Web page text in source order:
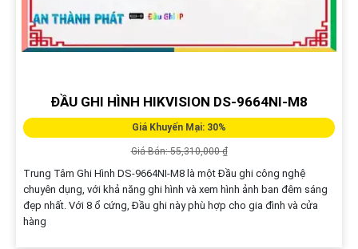
ĐẦU GHI HÌNH HIKVISION DS-9664NI-M8
Giá Khuyến Mại: 30%
Giá Bán: 55,310,000 ₫
Trung Tâm Ghi Hình DS-9664NI-M8 là một Đầu ghi công nghệ
chuyên dụng, với khả năng ghi hình và xem hình ảnh ban đêm sáng
đẹp nhất. Với 8 ổ cứng, Đầu ghi này phù hợp cho gia đình và cửa
hàng